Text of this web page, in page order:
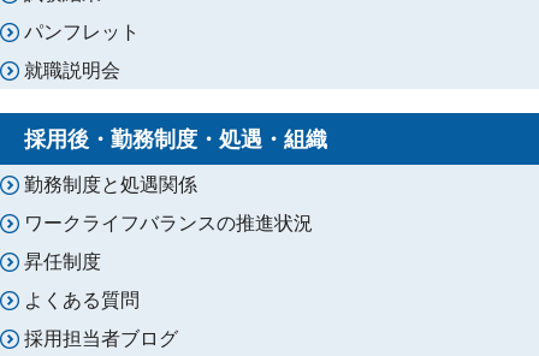
パンフレット
就職説明会
採用後・勤務制度・処遇・組織
勤務制度と処遇関係
ワークライフバランスの推進状況
昇任制度
よくある質問
採用担当者ブログ